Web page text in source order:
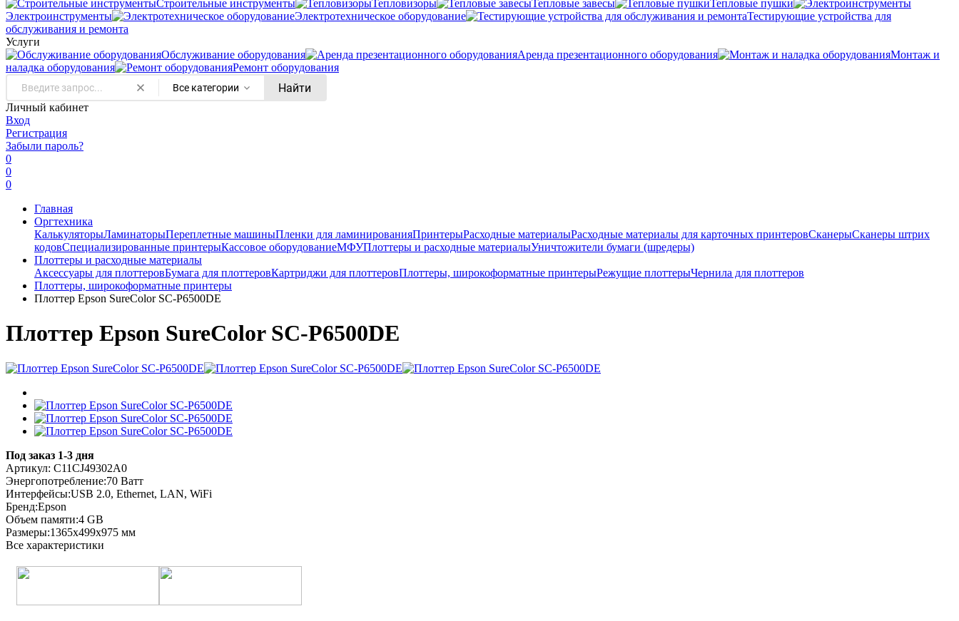
Строительные инструменты
Тепловизоры Тепловые завесы
Тепловые пушки
Электроинструменты
Электротехническое оборудование
Тестирующие устройства для
обслуживания и ремонта
Услуги
Oбслуживание оборудования
Аренда презентационного оборудования
Монтаж и
наладка оборудования
Ремонт оборудования
Все категории Найти
Личный кабинет
Вход
Регистрация
Забыли пароль?
0
0
0
Главная
Оргтехника
КалькуляторыЛаминаторыПереплетные машиныПленки для ламинированияПринтерыРасходные материалыРасходные материалы для карточных принтеровСканерыСканеры штрих
кодовСпециализированные принтерыКассовое оборудованиеМФУПлоттеры и расходные материалыУничтожители бумаги (шредеры)
Плоттеры и расходные материалы
Аксессуары для плоттеровБумага для плоттеровКартриджи для плоттеровПлоттеры, широкоформатные принтерыРежущие плоттерыЧернила для плоттеров
Плоттеры, широкоформатные принтеры
Плоттер Epson SureColor SC-P6500DE
Плоттер Epson SureColor SC-P6500DE
Под заказ 1-3 дня
Артикул: C11CJ49302A0
Энергопотребление:70 Ватт
Интерфейсы:USB 2.0, Ethernet, LAN, WiFi
Бренд:Epson
Объем памяти:4 GB
Размеры:1365х499х975 мм
Все характеристики